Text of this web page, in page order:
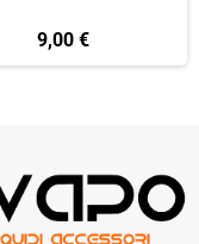
9,00 €